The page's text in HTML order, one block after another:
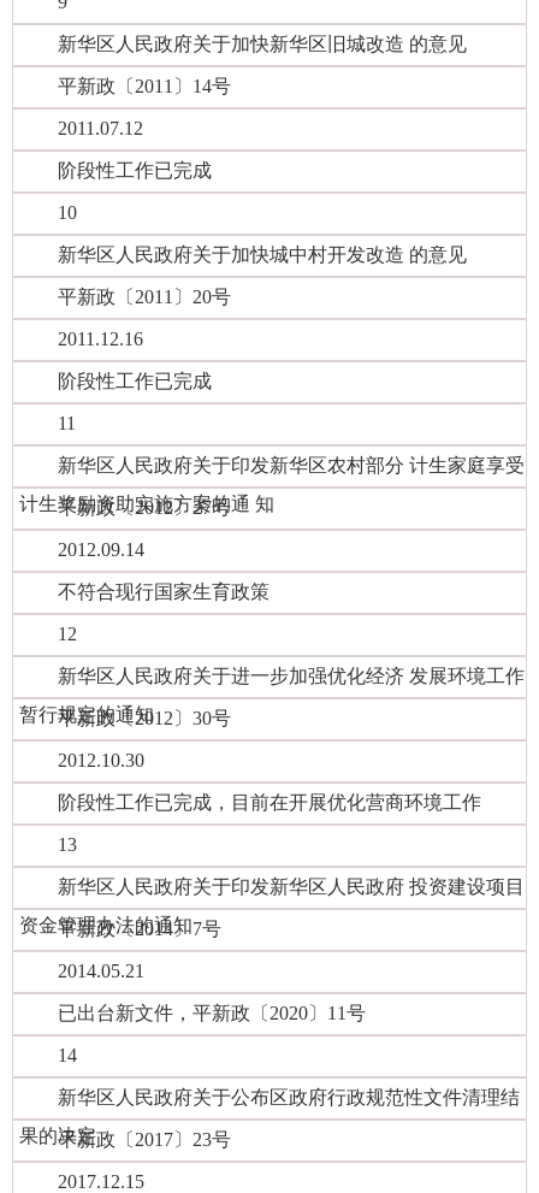
新华区人民政府关于加快新华区旧城改造 的意见
平新政〔2011〕14号
2011.07.12
阶段性工作已完成
10
新华区人民政府关于加快城中村开发改造 的意见
平新政〔2011〕20号
2011.12.16
阶段性工作已完成
11
新华区人民政府关于印发新华区农村部分 计生家庭享受
计生奖励资助实施方案的通 知
平新政〔2012〕27号
2012.09.14
不符合现行国家生育政策
12
新华区人民政府关于进一步加强优化经济 发展环境工作
暂行规定的通知
平新政〔2012〕30号
2012.10.30
阶段性工作已完成，目前在开展优化营商环境工作
13
新华区人民政府关于印发新华区人民政府 投资建设项目
资金管理办法的通知
平新政〔2014〕7号
2014.05.21
已出台新文件，平新政〔2020〕11号
14
新华区人民政府关于公布区政府行政规范性文件清理结
果的决定平新政〔2017〕23号
2017.12.15